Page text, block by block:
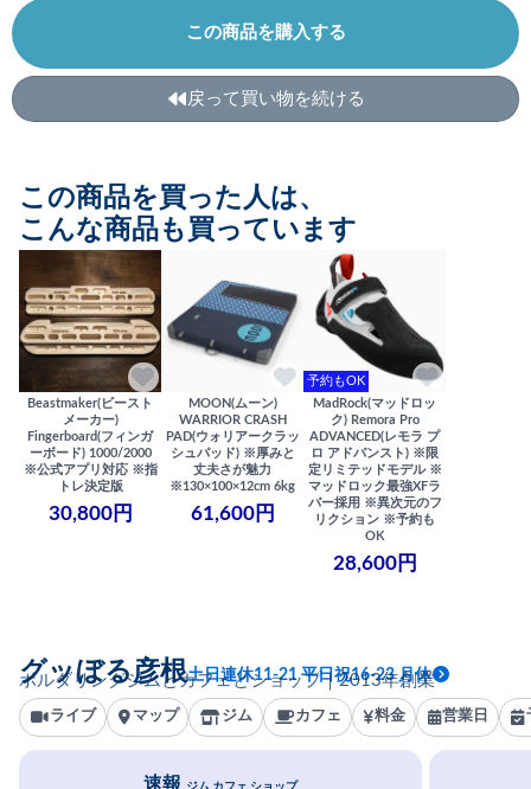
この商品を購入する
戻って買い物を続ける
この商品を買った人は、
こんな商品も買っています
Beastmaker(ビースト
メーカー)
Fingerboard(フィンガ
ーボード) 1000/2000
※公式アプリ対応 ※指
トレ決定版
30,800円
MOON(ムーン)
WARRIOR CRASH
PAD(ウォリアークラッ
シュパッド) ※厚みと
丈夫さが魅力
※130×100×12cm 6kg
61,600円
予約もOK
MadRock(マッドロッ
ク) Remora Pro
ADVANCED(レモラ プ
ロ アドバンスト) ※限
定リミテッドモデル ※
マッドロック最強XFラ
バー採用 ※異次元のフ
リクション ※予約も
OK
28,600円
ボルダリングジムとカフェとショップ｜2013年創業
グッぼる彦根土日連休11-21 平日祝16-23 月休
ライブ マップ ジム カフェ 料金 営業日
速報